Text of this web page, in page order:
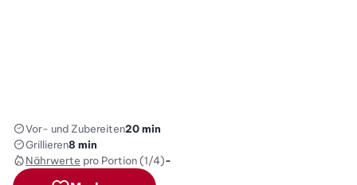
Vor- und Zubereiten20 min
Grillieren8 min
Nährwerte pro Portion (1/4)-